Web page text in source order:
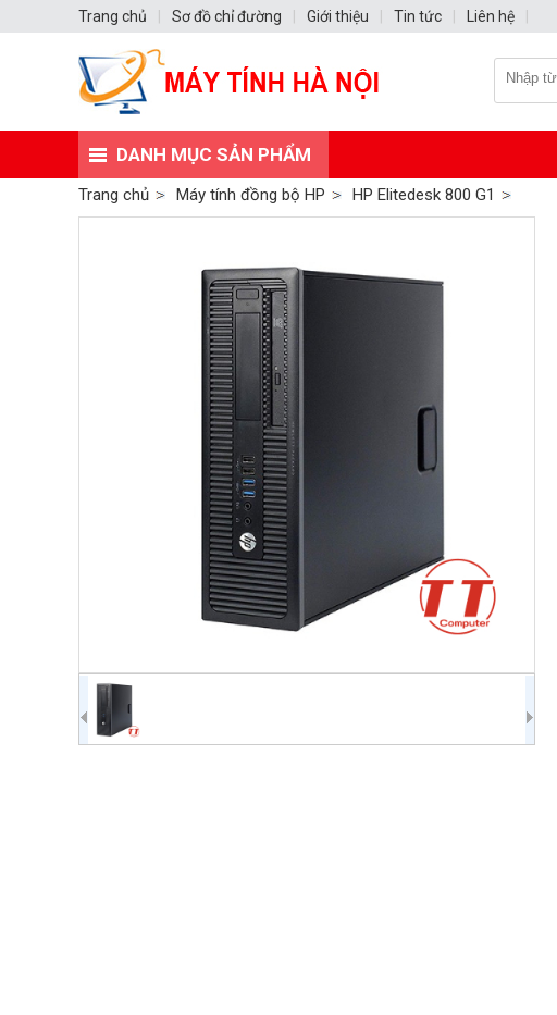
DANH MỤC SẢN PHẨM
Trang chủ Máy tính đồng bộ HP HP Elitedesk 800 G1
Trang chủ Sơ đồ chỉ đường Giới thiệu Tin tức Liên hệ